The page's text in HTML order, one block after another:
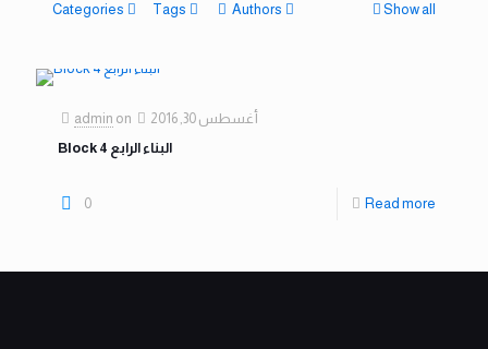
Categories Tags Authors Show all
admin on
أغسطس 30, 2016
Block 4 البناء الرابع
0 Read more